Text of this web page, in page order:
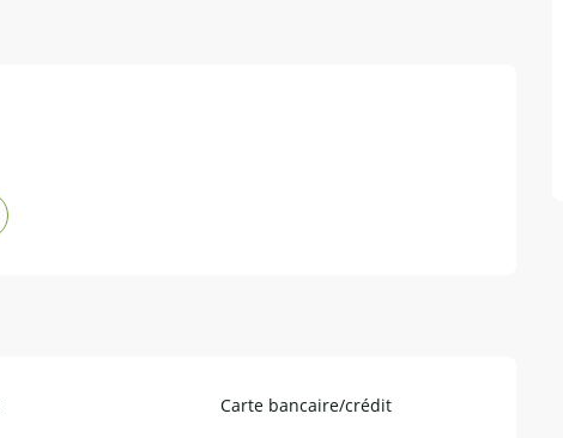
Carte bancaire/crédit